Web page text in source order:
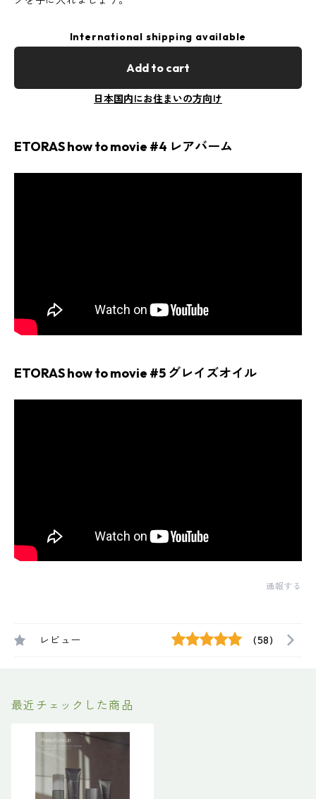
International shipping available
Add to cart
日本国内にお住まいの方向け
ETORAS how to movie #4 レアバーム
ETORAS how to movie #5 グレイズオイル
通報する
レビュー (58)
最近チェックした商品